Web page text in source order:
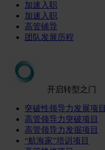
加速入职
加速入职
高管辅导
团队发展历程
开启转型之门
突破性领导力发展项目
高管领导力突破项目
高管领导力发掘项目
“航海家”培训项目